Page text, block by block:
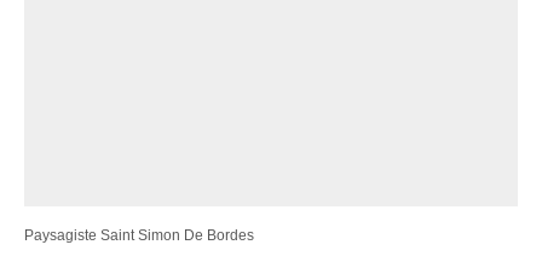
Paysagiste Saint Simon De Bordes